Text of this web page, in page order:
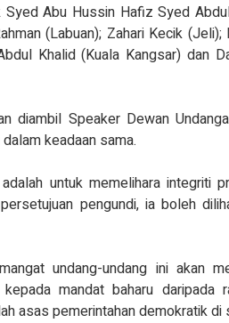
Syed Abu Hussin Hafiz Syed
(Labuan); Zahari Kecik
Khalid (Kuala Kangsar) dan
diambil Speaker Dewan
keadaan sama.
untuk memelihara integriti
pengundi, ia boleh
undang-undang ini akan
mandat baharu daripada
asas pemerintahan demokratik di